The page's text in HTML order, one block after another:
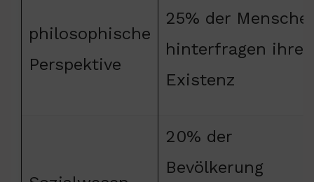
philosophische
Perspektive
25% der
hinterfragen ihre
Existenz
20% der
Bevölkerung